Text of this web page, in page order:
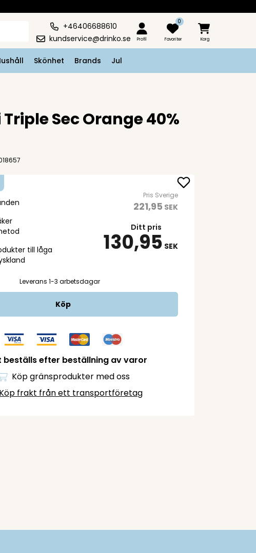
+46406688610
kundservice@drinko.se
Profil
0
Favoriter Korg
Skönhet Brands Jul
Triple Sec Orange 40%
till låga
Pris Sverige
221,95 SEK
Ditt pris
130,95 SEK
Leverans 1-3 arbetsdagar
Köp
beställs efter beställning av varor
Köp gränsprodukter med oss
Köp frakt från ett transportföretag